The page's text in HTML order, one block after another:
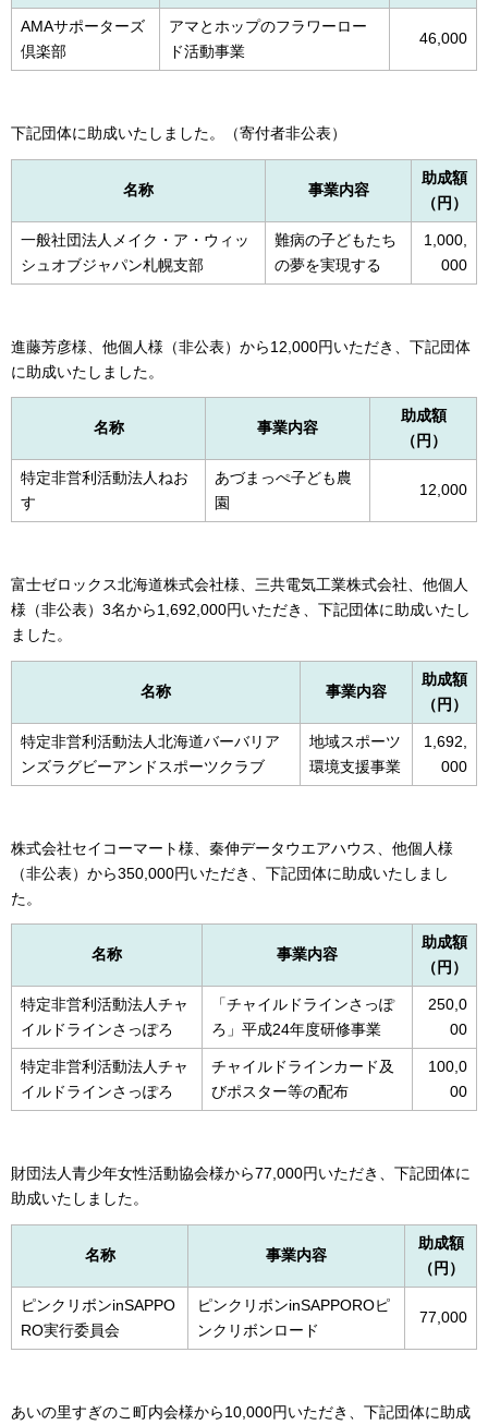
AMAサポーターズ
倶楽部
アマとホップのフラワーロー
ド活動事業
46,000
下記団体に助成いたしました。（寄付者非公表）
名称 事業内容
助成額
（円）
一般社団法人メイク・ア・ウィッ
シュオブジャパン札幌支部
難病の子どもたち
の夢を実現する
1,000,
000
進藤芳彦様、他個人様（非公表）から12,000円いただき、下記団体
に助成いたしました。
名称 事業内容
助成額
（円）
特定非営利活動法人ねお
す
あづまっぺ子ども農
園
12,000
富士ゼロックス北海道株式会社様、三共電気工業株式会社、他個人
様（非公表）3名から1,692,000円いただき、下記団体に助成いたし
ました。
名称 事業内容
助成額
（円）
特定非営利活動法人北海道バーバリア
ンズラグビーアンドスポーツクラブ
地域スポーツ
環境支援事業
1,692,
000
株式会社セイコーマート様、秦伸データウエアハウス、他個人様
（非公表）から350,000円いただき、下記団体に助成いたしまし
た。
名称 事業内容
助成額
（円）
特定非営利活動法人チャ
イルドラインさっぽろ
「チャイルドラインさっぽ
ろ」平成24年度研修事業
250,0
00
特定非営利活動法人チャ
イルドラインさっぽろ
チャイルドラインカード及
びポスター等の配布
100,0
00
財団法人青少年女性活動協会様から77,000円いただき、下記団体に
助成いたしました。
名称 事業内容
助成額
（円）
ピンクリボンinSAPPO
RO実行委員会
ピンクリボンinSAPPOROピ
ンクリボンロード
77,000
あいの里すぎのこ町内会様から10,000円いただき、下記団体に助成